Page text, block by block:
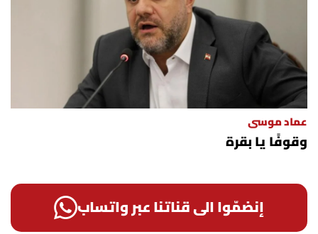
عماد موسى
وقوفًا يا بقرة
إنضمّوا الى قناتنا عبر واتساب